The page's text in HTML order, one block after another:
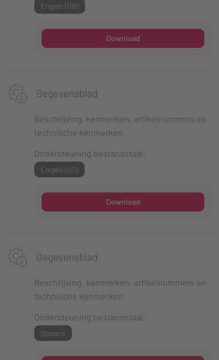
Engels (GB)
Download
Gegevensblad
Beschrijving, kenmerken, artikelnummers en
technische kenmerken
Ondersteuning bestandstaal:
Engels (US)
Download
Gegevensblad
Beschrijving, kenmerken, artikelnummers en
technische kenmerken
Ondersteuning bestandstaal:
Spaans